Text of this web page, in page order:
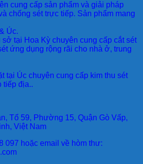
cung cấp sản phẩm và giải pháp
chống sét trực tiếp. Sản phẩm mang
Úc.
sở tại Hoa Kỳ chuyên cung cấp cắt sét
ứng dụng rộng rãi cho nhà ở, trung
tại Úc chuyên cung cấp kim thu sét
tiếp địa..
Tổ 59, Phường 15, Quận Gò Vấp,
Việt Nam
097 hoặc email về hòm thư: